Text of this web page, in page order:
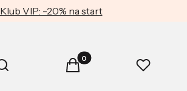
Klub VIP: -20% na start
Otwórz wyszukiwarkę
Szukaj Produkty w koszyku: 0.
Koszyk Ulubione